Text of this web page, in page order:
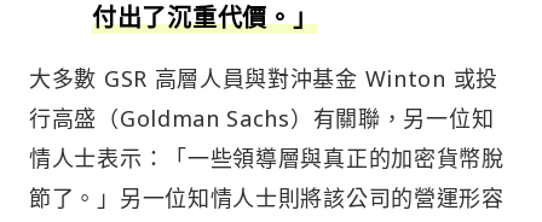
付出了沉重代價。」
大多數 GSR 高層人員與對沖基金 Winton 或投
行高盛（Goldman Sachs）有關聯，另一位知
情人士表示：「一些領導層與真正的加密貨幣脫
節了。」另一位知情人士則將該公司的營運形容